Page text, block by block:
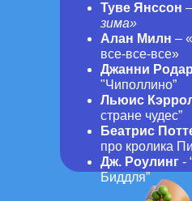
Туве Янссон –
зима»
Алан Милн –
все-все-все»
Джанни
"Чиполлино”
Льюис
стране чудес”
Беатрис
про кролика
Дж. Роулинг -
Биддля”